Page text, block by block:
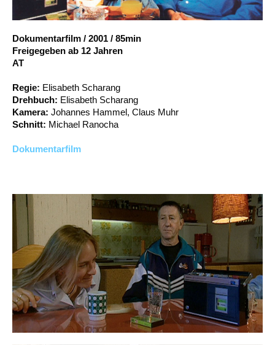
Account
Dokumentarfilm / 2001 / 85min
Freigegeben ab 12 Jahren
AT
Regie: Elisabeth Scharang
Drehbuch: Elisabeth Scharang
Kamera: Johannes Hammel, Claus Muhr
Schnitt: Michael Ranocha
Dokumentarfilm